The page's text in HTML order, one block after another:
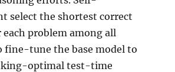
select the shortest correct
each problem among all
fine-tune the base model to
optimal test-time